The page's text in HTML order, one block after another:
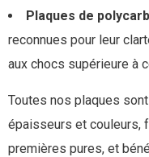
Plaques de
reconnues pour leur
aux chocs supérieure à
Toutes nos plaques
épaisseurs et couleurs,
premières pures, et